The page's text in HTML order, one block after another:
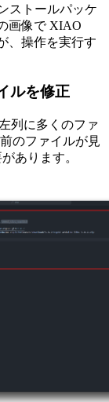
ストールパッケ
画像で XIAO
、操作を実行す
ルを修正
列に多くのファ
のファイルが見
あります。